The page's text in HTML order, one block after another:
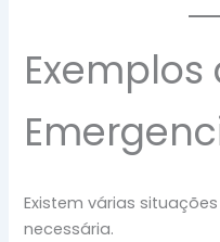
Existem várias
necessária.